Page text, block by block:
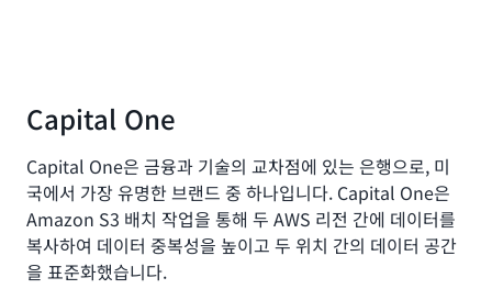
Capital One
Capital One은 금융과 기술의 교차점에 있는 은행으로, 미
국에서 가장 유명한 브랜드 중 하나입니다. Capital One은
Amazon S3 배치 작업을 통해 두 AWS 리전 간에 데이터를
복사하여 데이터 중복성을 높이고 두 위치 간의 데이터 공간
을 표준화했습니다.